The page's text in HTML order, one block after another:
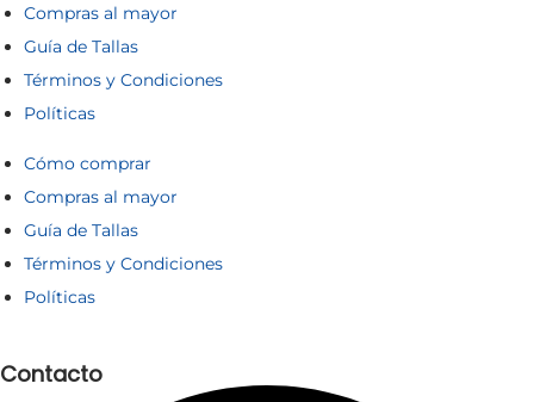
Compras al mayor
Guía de Tallas
Términos y Condiciones
Políticas
Cómo comprar
Compras al mayor
Guía de Tallas
Términos y Condiciones
Políticas
Contacto